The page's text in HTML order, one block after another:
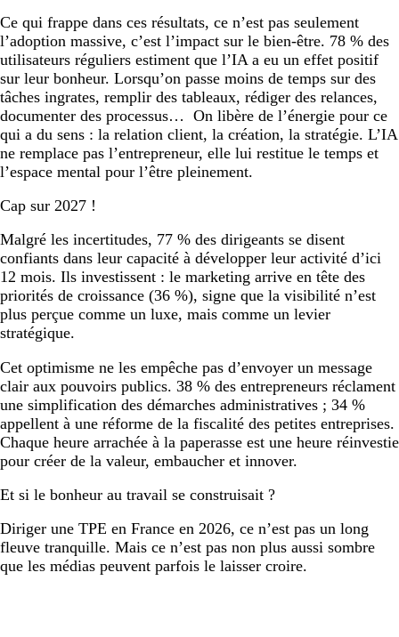
Ce qui frappe dans ces résultats, ce n’est pas seulement
l’adoption massive, c’est l’impact sur le bien-être. 78 % des
utilisateurs réguliers estiment que l’IA a eu un effet positif
sur leur bonheur. Lorsqu’on passe moins de temps sur des
tâches ingrates, remplir des tableaux, rédiger des relances,
documenter des processus… On libère de l’énergie pour ce
qui a du sens : la relation client, la création, la stratégie. L’IA
ne remplace pas l’entrepreneur, elle lui restitue le temps et
l’espace mental pour l’être pleinement.
Cap sur 2027 !
Malgré les incertitudes, 77 % des dirigeants se disent
confiants dans leur capacité à développer leur activité d’ici
12 mois. Ils investissent : le marketing arrive en tête des
priorités de croissance (36 %), signe que la visibilité n’est
plus perçue comme un luxe, mais comme un levier
stratégique.
Cet optimisme ne les empêche pas d’envoyer un message
clair aux pouvoirs publics. 38 % des entrepreneurs réclament
une simplification des démarches administratives ; 34 %
appellent à une réforme de la fiscalité des petites entreprises.
Chaque heure arrachée à la paperasse est une heure réinvestie
pour créer de la valeur, embaucher et innover.
Et si le bonheur au travail se construisait ?
Diriger une TPE en France en 2026, ce n’est pas un long
fleuve tranquille. Mais ce n’est pas non plus aussi sombre
que les médias peuvent parfois le laisser croire.